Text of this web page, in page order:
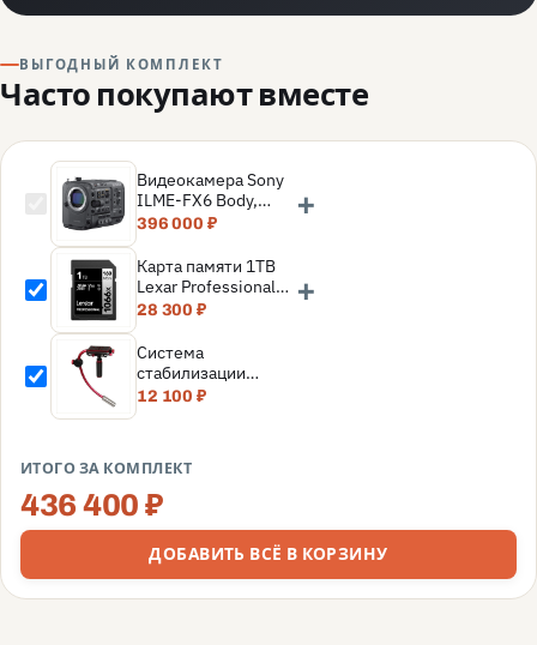
ВЫГОДНЫЙ КОМПЛЕКТ
Часто покупают вместе
Видеокамера Sony
ILME-FX6 Body,
Черный
396 000 ₽
+
Карта памяти 1TB
Lexar Professional
SDXC UHS-I
V30 U3
(LSD1066001T-
BNNNG)
28 300 ₽
+
Система
стабилизации
камеры Flama FL-
12 100 ₽
ИТОГО ЗА КОМПЛЕКТ
436 400 ₽
ДОБАВИТЬ ВСЁ В КОРЗИНУ